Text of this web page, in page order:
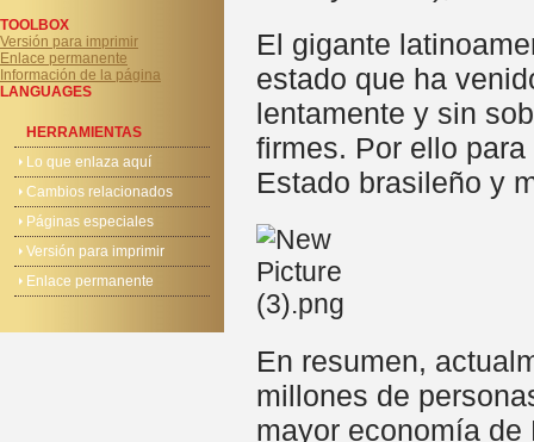
TOOLBOX
Versión para imprimir
Enlace permanente
Información de la página
LANGUAGES
HERRAMIENTAS
Lo que enlaza aquí
Cambios relacionados
Páginas especiales
Versión para imprimir
Enlace permanente
El gigante
estado que ha
lentamente y sin
firmes. Por ello
Estado brasileño y
En resumen,
millones de
mayor economía